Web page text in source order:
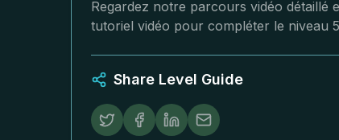
Regardez notre parcours vidéo détaillé
tutoriel vidéo pour compléter le niveau
Share Level Guide